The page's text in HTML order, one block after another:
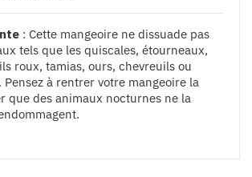
: Cette mangeoire ne dissuade pas
tels que les quiscales, étourneaux,
roux, tamias, ours, chevreuils ou
Pensez à rentrer votre mangeoire la
que des animaux nocturnes ne la